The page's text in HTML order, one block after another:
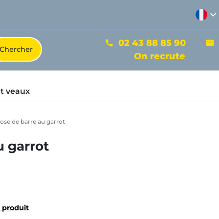
expand_more
phone 02 43 88 85 90 mail
On recrute
veaux
de barre au garrot
garrot
produit